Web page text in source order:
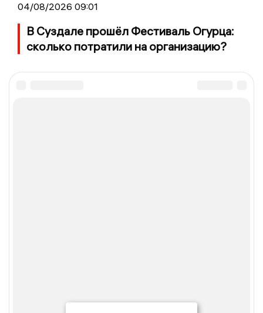
04/08/2026 09:01
В Суздале прошёл Фестиваль Огурца:
сколько потратили на организацию?